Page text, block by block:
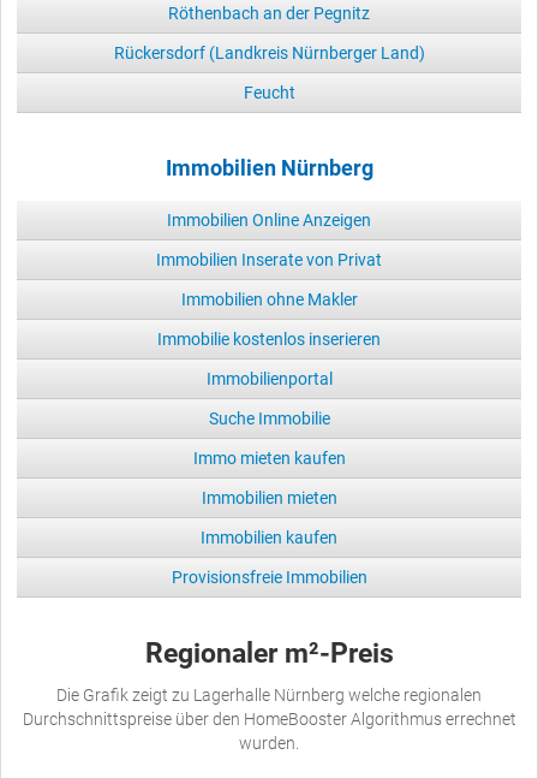
Röthenbach an der Pegnitz
Rückersdorf (Landkreis Nürnberger Land)
Feucht
Immobilien Nürnberg
Immobilien Online Anzeigen
Immobilien Inserate von Privat
Immobilien ohne Makler
Immobilie kostenlos inserieren
Immobilienportal
Suche Immobilie
Immo mieten kaufen
Immobilien mieten
Immobilien kaufen
Provisionsfreie Immobilien
Regionaler m²-Preis
Die Grafik zeigt zu Lagerhalle Nürnberg welche regionalen
Durchschnittspreise über den HomeBooster Algorithmus errechnet
wurden.